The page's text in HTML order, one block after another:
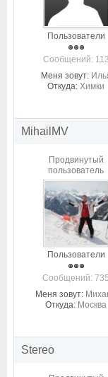
Пользователи
Cообщений: 113
Меня зовут:
Откуда: Химки
MihailMV
Продвинутый
пользователь
Пользователи
Cообщений: 735
Меня зовут:
Откуда: Москва
Stereo